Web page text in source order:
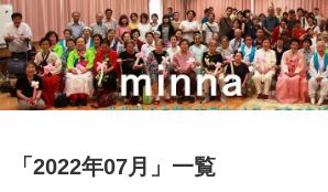
「 2022年07月 」 一覧